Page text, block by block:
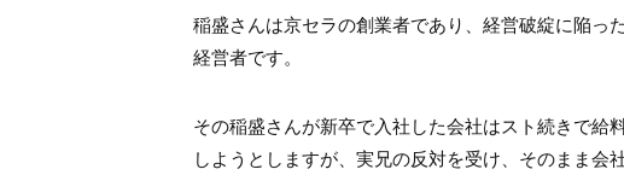
稲盛さんは京セラの創業者であり、経営破綻に陥っ
経営者です。
その稲盛さんが新卒で入社した会社はスト続きで
しようとしますが、実兄の反対を受け、そのまま会